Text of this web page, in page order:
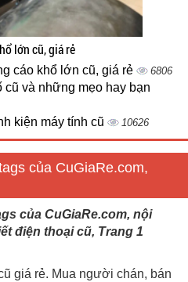
lớn cũ, giá rẻ
cáo khổ lớn cũ, giá rẻ 6806
cũ và những mẹo hay bạn
kiện máy tính cũ 10626
của CuGiaRe.com,
của CuGiaRe.com, nội
điện thoại cũ, Trang 1
giá rẻ. Mua người chán, bán